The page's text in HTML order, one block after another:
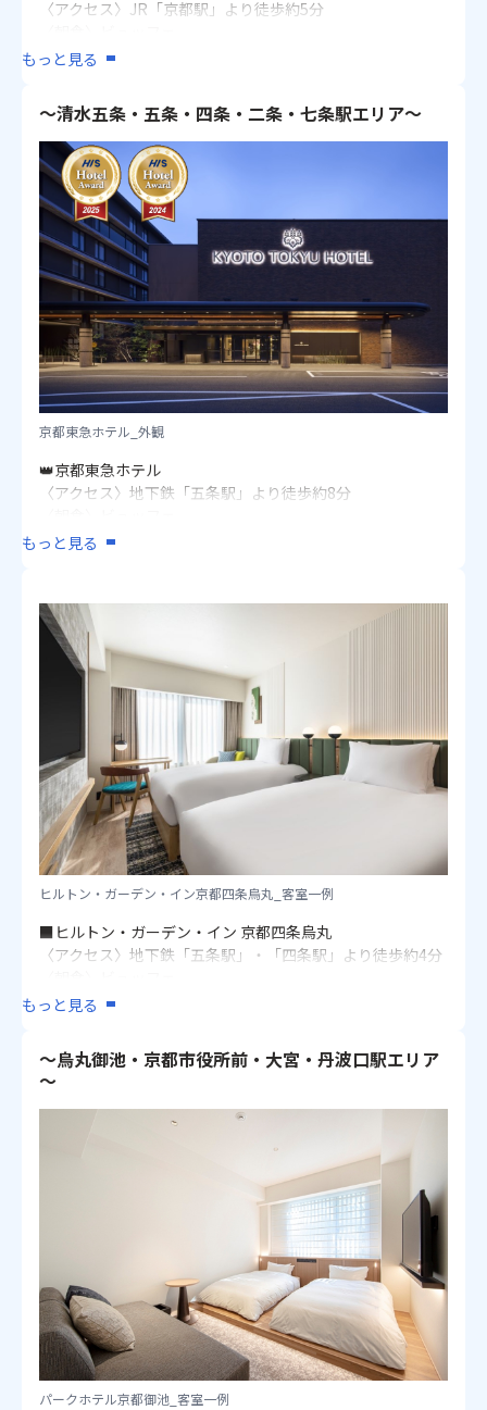
★30日前のご予約で早期申込割引あり（おひとり様/1泊）
〈アクセス〉JR「京都駅」より徒歩約3分
〈客室〉洋室 1・2名1室（ダブルまたはハリウッドツイ
ン）：15～16㎡ / 2・3名1室：16㎡
画像：リーガロイヤルホテル京都_客室一例
〈アクセス〉JR「京都駅」より徒歩約5分
〈客室〉洋室 1・2名1室：25㎡
・フィットネスご利用無料
■イビススタイルズ京都ステーション
★21日前のご予約で早期申込割引あり（おひとり様/1泊）
〈アクセス〉JR「京都駅」より徒歩約1分
〈朝食〉ビュッフェ
〈客室〉洋室 1名1室：11㎡ / 2名1室：17㎡
■hotel tou nishinotoin kyoto
★30日前のご予約で早期申込割引あり（おひとり様/1泊）
〈アクセス〉JR「京都駅」より徒歩約3分
〈朝食〉京の朝粥定食または京の洋食
〈客室〉洋室 1・2名1室：17㎡
■変なホテルプレミア 京都駅八条口前
★60日前のご予約で早期申込割引あり（おひとり様/1泊）
〈アクセス〉JR「京都駅」より徒歩約2分
〈朝食〉ビュッフェ
画像：ダブルツリーbyヒルトン京都駅_外観
もっと見る
～清水五条・五条・四条・二条・七条駅エリア～
京都東急ホテル_外観
👑京都東急ホテル
〈アクセス〉地下鉄「五条駅」より徒歩約8分
〈客室〉洋室 2・3名1室：23.8～32.4㎡
ームページをご確認ください）
■変なホテルプレミア京都 五条烏丸
★60日前のご予約で早期申込割引あり（おひとり様/1泊）
〈アクセス〉地下鉄「五条駅」より徒歩約2分
〈朝食〉ビュッフェ
〈客室〉洋室 1・2名1室：20.4～21.4㎡
■アーバンホテル京都五条プレミアム
〈アクセス〉地下鉄「五条駅」より徒歩約10分
〈朝食〉ビュッフェ
〈客室〉洋室 1名1室・2名1室（ダブル・ツイン）：20㎡
■相鉄フレッサイン 京都清水五条
〈アクセス〉地下鉄「五条駅」より徒歩約5分
〈朝食〉ビュッフェ
もっと見る
ヒルトン・ガーデン・イン京都四条烏丸_客室一例
■ヒルトン・ガーデン・イン 京都四条烏丸
〈アクセス〉地下鉄「五条駅」・「四条駅」より徒歩約4分
〈客室〉洋室 1・2名1室：22～24㎡
・フィットネスルームご利用無料
〈アクセス〉地下鉄「二条駅」より徒歩約5分
〈客室〉洋室 1・2名1室（ダブル）：17㎡ / 2名1室：20㎡
■ラ・ジェント・ホテル京都二条
★60・30日前のご予約で早期申込割引あり（おひとり様/1
〈アクセス〉地下鉄「二条駅」より徒歩約6分
〈朝食〉ビュッフェ
〈客室〉洋室 1・2名1室：21～25㎡
画像：ヒルトン・ガーデン・イン京都四条烏丸_客室一例
もっと見る
～烏丸御池・京都市役所前・大宮・丹波口駅エリア
～
パークホテル京都御池_客室一例